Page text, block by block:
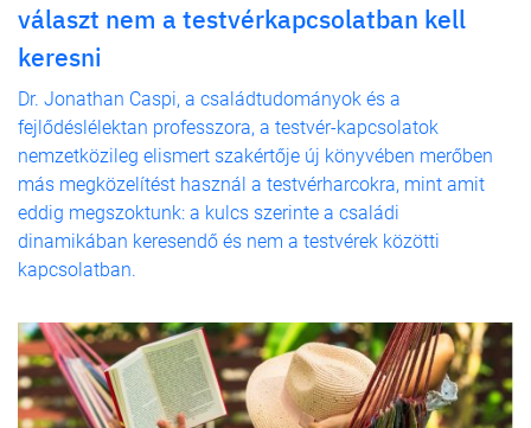
választ nem a testvérkapcsolatban kell
keresni
Dr. Jonathan Caspi, a családtudományok és a
fejlődéslélektan professzora, a testvér-kapcsolatok
nemzetközileg elismert szakértője új könyvében merőben
más megközelítést használ a testvérharcokra, mint amit
eddig megszoktunk: a kulcs szerinte a családi
dinamikában keresendő és nem a testvérek közötti
kapcsolatban.